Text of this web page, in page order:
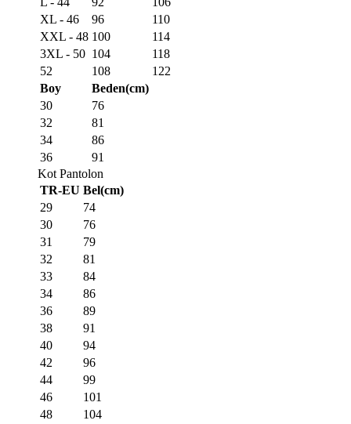
XL - 46
96
110
XXL - 48 100
114
3XL - 50 104
118
52
108
122
Boy
Beden(cm)
30
76
32
81
34
86
36
91
Kot Pantolon
TR-EU Bel(cm)
29
74
30
76
31
79
32
81
33
84
34
86
36
89
38
91
40
94
42
96
44
99
46
101
48
104